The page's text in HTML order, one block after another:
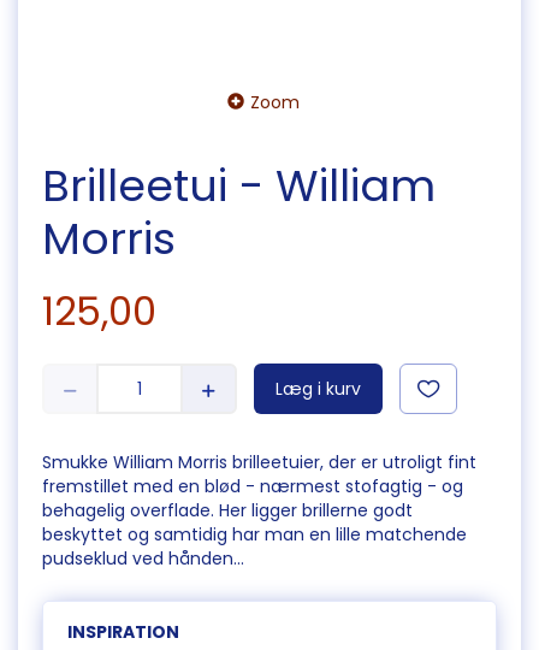
Zoom
Brilleetui - William
Morris
125,00
Læg i kurv
Smukke William Morris brilleetuier, der er utroligt fint
fremstillet med en blød - nærmest stofagtig - og
behagelig overflade. Her ligger brillerne godt
beskyttet og samtidig har man en lille matchende
pudseklud ved hånden...
INSPIRATION